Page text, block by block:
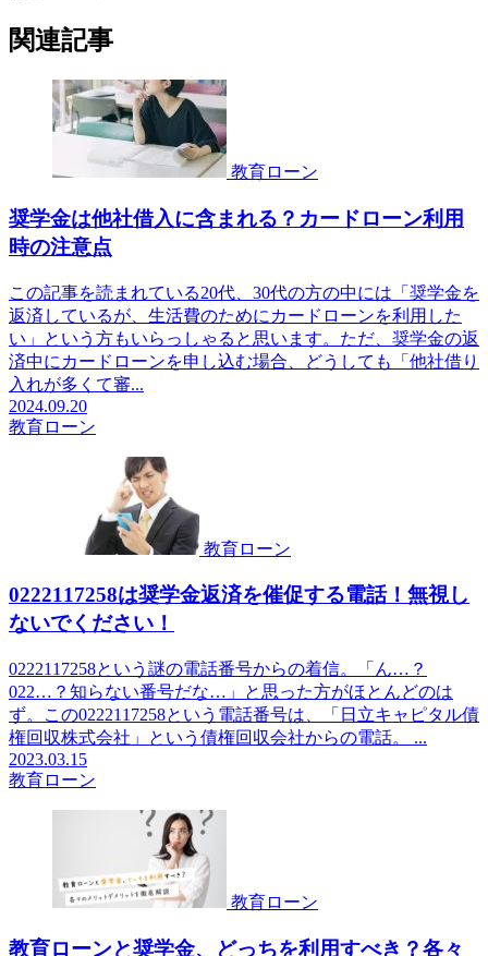
関連記事
教育ローン
奨学金は他社借入に含まれる？カードローン利用
時の注意点
この記事を読まれている20代、30代の方の中には「奨学金を
返済しているが、生活費のためにカードローンを利用した
い」という方もいらっしゃると思います。ただ、奨学金の返
済中にカードローンを申し込む場合、どうしても「他社借り
入れが多くて審...
2024.09.20
教育ローン
教育ローン
0222117258は奨学金返済を催促する電話！無視し
ないでください！
0222117258という謎の電話番号からの着信。「ん…？
022…？知らない番号だな…」と思った方がほとんどのは
ず。この0222117258という電話番号は、「日立キャピタル債
権回収株式会社」という債権回収会社からの電話。 ...
2023.03.15
教育ローン
教育ローン
教育ローンと奨学金、どっちを利用すべき？各々